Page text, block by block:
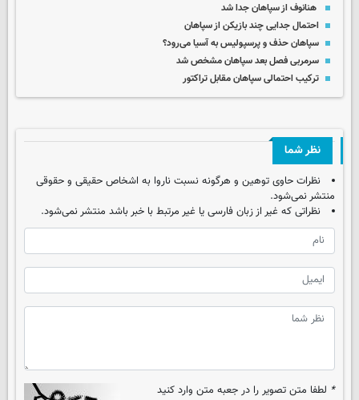
هنانوف از سپاهان جدا شد
احتمال جدایی چند بازیکن از سپاهان
سپاهان حذف و پرسپولیس به آسیا می‌رود؟
سرمربی فصل بعد سپاهان مشخص شد
ترکیب احتمالی سپاهان مقابل تراکتور
نظر شما
نظرات حاوی توهین و هرگونه نسبت ناروا به اشخاص حقیقی و حقوقی
منتشر نمی‌شود.
نظراتی که غیر از زبان فارسی یا غیر مرتبط با خبر باشد منتشر نمی‌شود.
* لطفا متن تصویر را در جعبه متن وارد کنید